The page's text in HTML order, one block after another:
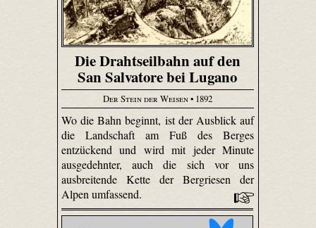
Die Drahtseilbahn auf den
San Salvatore bei Lugano
Der Stein der Weisen• 1892
Wo die Bahn beginnt, ist der Ausblick auf
die Landschaft am Fuß des Berges
entzückend und wird mit jeder Minute
ausgedehnter, auch die sich vor uns
ausbreitende Kette der Bergriesen der
Alpen umfassend.